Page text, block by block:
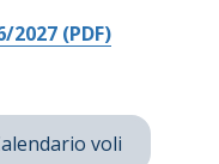
(PDF)
voli